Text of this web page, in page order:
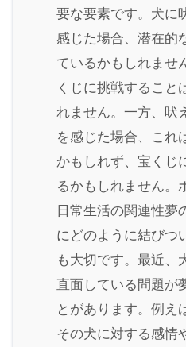
要な要素です。犬に
感じた場合、潜在的
ているかもしれませ
くじに挑戦すること
れません。一方、吠
を感じた場合、これ
かもしれず、宝くじ
るかもしれません。
日常生活の関連性夢
にどのように結びつ
も大切です。最近、
直面している問題が
とがあります。例え
その犬に対する感情